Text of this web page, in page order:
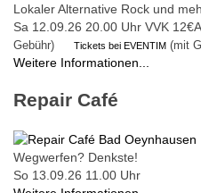
Lokaler Alternative Rock und
Sa 12.09.26 20.00 Uhr VVK 12€
Gebühr)
Tickets bei EVENTIM (mit
Weitere Informationen...
Repair Café
Wegwerfen? Denkste!
So 13.09.26 11.00 Uhr